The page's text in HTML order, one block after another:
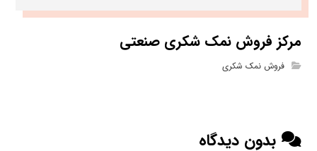
مرکز فروش نمک شکری صنعتی
فروش نمک شکری
بدون دیدگاه